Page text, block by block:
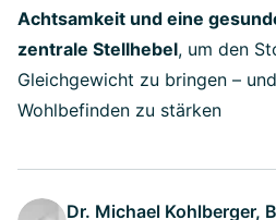
Achtsamkeit und eine
zentrale Stellhebel, um den
Gleichgewicht zu bringen –
Wohlbefinden zu stärken
Dr. Michael Kohlberger,